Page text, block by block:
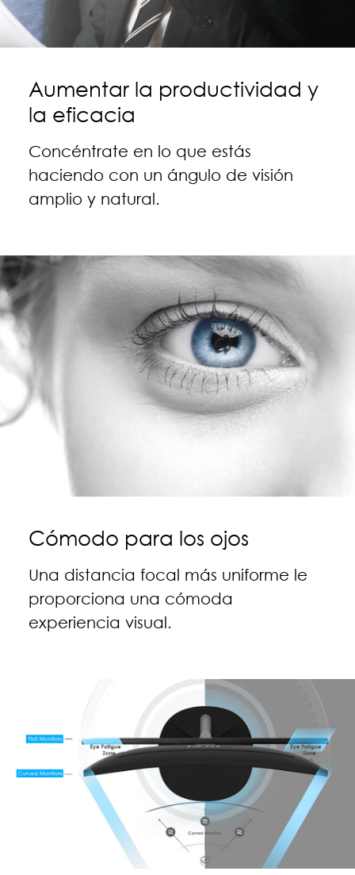
Aumentar la productividad y
la eficacia
Concéntrate en lo que estás
haciendo con un ángulo de visión
amplio y natural.
Cómodo para los ojos
Una distancia focal más uniforme le
proporciona una cómoda
experiencia visual.